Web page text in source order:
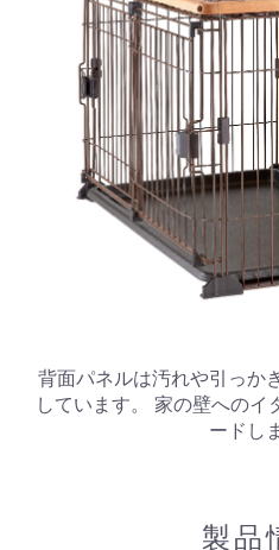
背面パネルは汚れや引っか
しています。 家の壁への
ードし
製品